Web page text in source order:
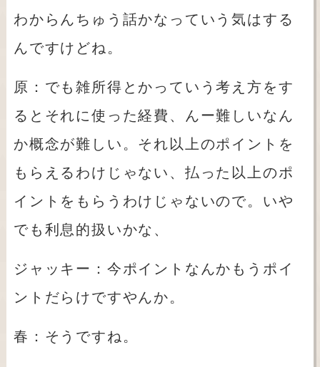
わからんちゅう話かなっていう気はする
んですけどね。
原：でも雑所得とかっていう考え方をす
るとそれに使った経費、んー難しいなん
か概念が難しい。それ以上のポイントを
もらえるわけじゃない、払った以上のポ
イントをもらうわけじゃないので。いや
でも利息的扱いかな、
ジャッキー：今ポイントなんかもうポイ
ントだらけですやんか。
春：そうですね。